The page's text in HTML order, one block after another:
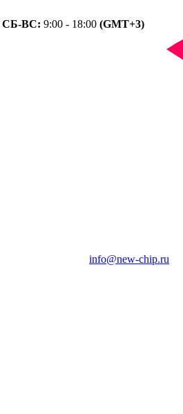
СБ-ВС: 9:00 - 18:00 (GMT+3)
info@new-chip.ru